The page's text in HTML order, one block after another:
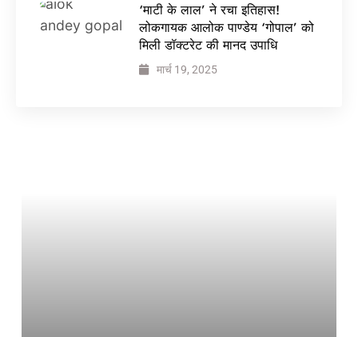
‘माटी के लाल’ ने रचा इतिहास!
लोकगायक आलोक पाण्डेय ‘गोपाल’ को
मिली डॉक्टरेट की मानद उपाधि
मार्च 19, 2025